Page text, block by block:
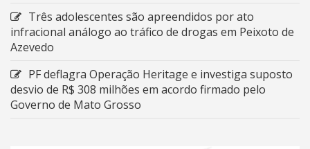
Três adolescentes são apreendidos por ato
infracional análogo ao tráfico de drogas em Peixoto de
Azevedo
PF deflagra Operação Heritage e investiga suposto
desvio de R$ 308 milhões em acordo firmado pelo
Governo de Mato Grosso